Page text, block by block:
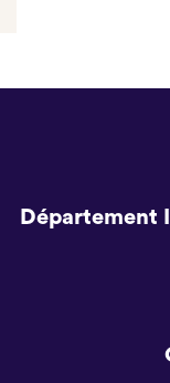
Département